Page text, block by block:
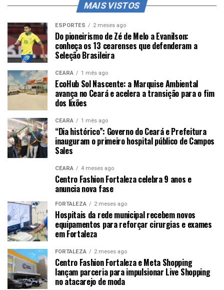
MAIS VISTOS
ESPORTES 2 meses ago
Do pioneirismo de Zé de Melo a Evanilson:
conheça os 13 cearenses que defenderam a
Seleção Brasileira
CEARÁ 1 mês ago
EcoHub Sol Nascente: a Marquise Ambiental
avança no Ceará e acelera a transição para o fim
dos lixões
CEARÁ 1 mês ago
“Dia histórico”: Governo do Ceará e Prefeitura
inauguram o primeiro hospital público de Campos
Sales
CEARÁ 4 meses ago
Centro Fashion Fortaleza celebra 9 anos e
anuncia nova fase
FORTALEZA 2 meses ago
Hospitais da rede municipal recebem novos
equipamentos para reforçar cirurgias e exames
em Fortaleza
FORTALEZA 2 meses ago
Centro Fashion Fortaleza e Meta Shopping
lançam parceria para impulsionar Live Shopping
no atacarejo de moda